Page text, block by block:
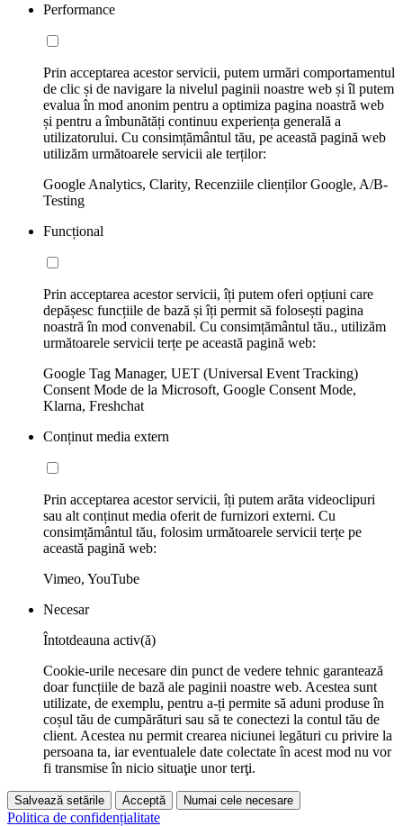
Performance
Prin acceptarea acestor servicii, putem urmări comportamentul
de clic și de navigare la nivelul paginii noastre web și îl putem
evalua în mod anonim pentru a optimiza pagina noastră web
și pentru a îmbunătăți continuu experiența generală a
utilizatorului. Cu consimțământul tău, pe această pagină web
utilizăm următoarele servicii ale terților:
Google Analytics, Clarity, Recenziile clienților Google, A/B-
Testing
Funcțional
Prin acceptarea acestor servicii, îți putem oferi opțiuni care
depășesc funcțiile de bază și îți permit să folosești pagina
noastră în mod convenabil. Cu consimțământul tău., utilizăm
următoarele servicii terțe pe această pagină web:
Google Tag Manager, UET (Universal Event Tracking)
Consent Mode de la Microsoft, Google Consent Mode,
Klarna, Freshchat
Conținut media extern
Prin acceptarea acestor servicii, îți putem arăta videoclipuri
sau alt conținut media oferit de furnizori externi. Cu
consimțământul tău, folosim următoarele servicii terțe pe
această pagină web:
Vimeo, YouTube
Necesar
Întotdeauna activ(ă)
Cookie-urile necesare din punct de vedere tehnic garantează
doar funcțiile de bază ale paginii noastre web. Acestea sunt
utilizate, de exemplu, pentru a-ți permite să aduni produse în
coșul tău de cumpărături sau să te conectezi la contul tău de
client. Acestea nu permit crearea niciunei legături cu privire la
persoana ta, iar eventualele date colectate în acest mod nu vor
fi transmise în nicio situaţie unor terţi.
Salvează setările Acceptă Numai cele necesare
Politica de confidențialitate